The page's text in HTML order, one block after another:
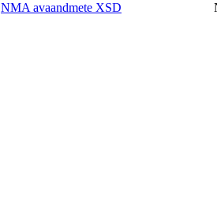
NMA avaandmete XSD